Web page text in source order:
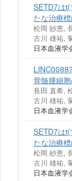
SETD7は
たな治療
松岡 紗恵,
古川 雄祐,
日本血液学
骨髄腫細
長田 直希,
古川 雄祐,
日本血液学
SETD7は
たな治療
松岡 紗恵,
古川 雄祐,
日本血液学